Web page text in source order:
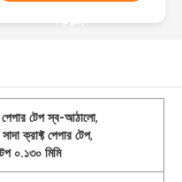
করুন
টেপ স্ব-আঠালো,
ক্রাফ্ট পেপার টেপ,
০.১৩০ মিমি